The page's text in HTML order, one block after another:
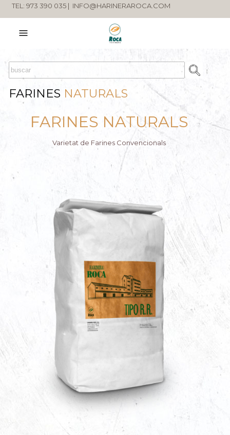
TEL: 973 390 035 | INFO@HARINERAROCA.COM
FARINES NATURALS
FARINES NATURALS
Varietat de Farines Convencionals